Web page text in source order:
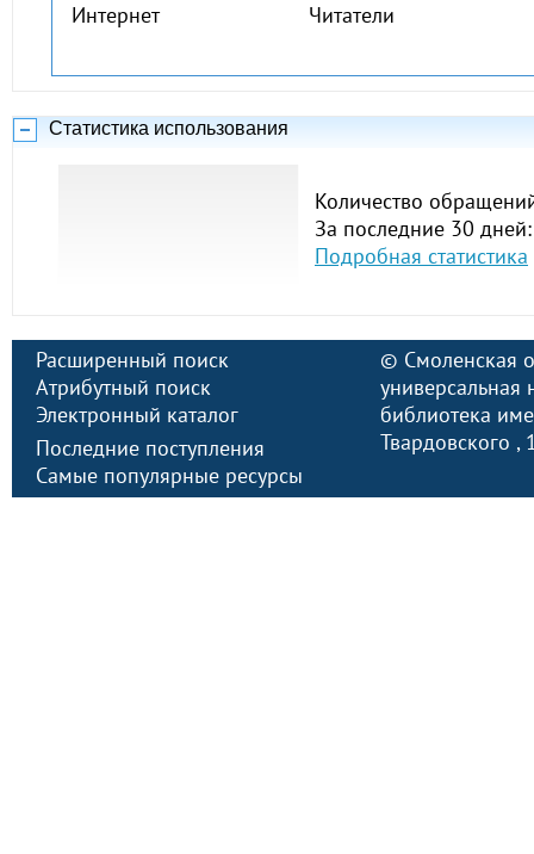
Интернет Читатели
Статистика использования
Количество
За последние 30
Подробная статистика
Расширенный поиск
Атрибутный поиск
Электронный каталог
Последние поступления
Самые популярные ресурсы
© Смоленская
универсальная
библиотека
Твардовского ,